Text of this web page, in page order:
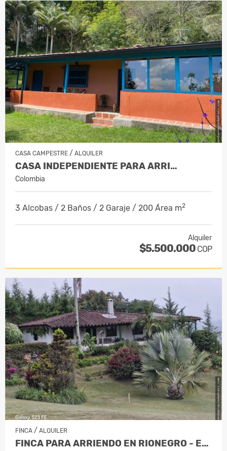
CASA CAMPESTRE / ALQUILER
CASA INDEPENDIENTE PARA ARRI…
Colombia
3 Alcobas / 2 Baños / 2 Garaje / 200 Área m2
Alquiler
$5.500.000 COP
FINCA / ALQUILER
FINCA PARA ARRIENDO EN RIONEGRO - EL C…